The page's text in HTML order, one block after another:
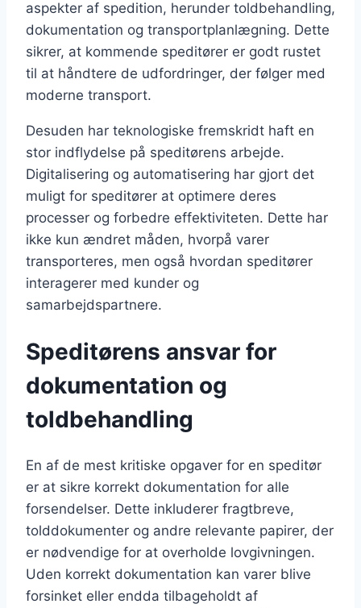
aspekter af spedition, herunder toldbehandling,
dokumentation og transportplanlægning. Dette
sikrer, at kommende speditører er godt rustet
til at håndtere de udfordringer, der følger med
moderne transport.
Desuden har teknologiske fremskridt haft en
stor indflydelse på speditørens arbejde.
Digitalisering og automatisering har gjort det
muligt for speditører at optimere deres
processer og forbedre effektiviteten. Dette har
ikke kun ændret måden, hvorpå varer
transporteres, men også hvordan speditører
interagerer med kunder og
samarbejdspartnere.
Speditørens ansvar for
dokumentation og
toldbehandling
En af de mest kritiske opgaver for en speditør
er at sikre korrekt dokumentation for alle
forsendelser. Dette inkluderer fragtbreve,
tolddokumenter og andre relevante papirer, der
er nødvendige for at overholde lovgivningen.
Uden korrekt dokumentation kan varer blive
forsinket eller endda tilbageholdt af